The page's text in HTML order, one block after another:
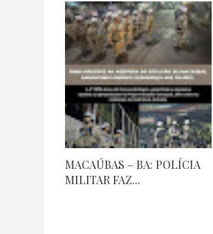
MACAÚBAS – BA: POLÍCIA
MILITAR FAZ...